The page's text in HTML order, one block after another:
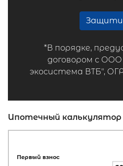
*В порядке,
договором с
экосистема ВТБ",
Ипотечный калькулятор